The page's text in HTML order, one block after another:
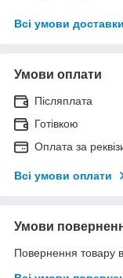
Всі умови доставки
Умови оплати
Післяплата
Готівкою
Оплата за
Всі умови оплати
Умови
Повернення товару